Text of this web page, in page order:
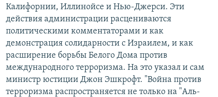
Калифорнии, Иллинойсе и Нью-Джерси. Эти
действия администрации расцениваются
политическими комментаторами и как
демонстрация солидарности с Израилем, и как
расширение борьбы Белого Дома против
международного терроризма. На это указал и сам
министр юстиции Джон Эшкрофт. "Война против
терроризма распространяется не только на "Аль-